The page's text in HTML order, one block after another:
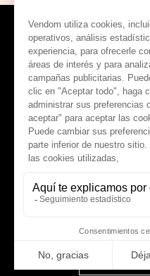
Noticias de
Síguenos :